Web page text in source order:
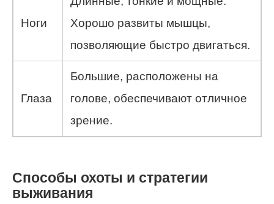
Ноги
Хорошо развиты мышцы,
позволяющие быстро двигаться.
Глаза
Большие, расположены на
голове, обеспечивают отличное
зрение.
Способы охоты и стратегии
выживания